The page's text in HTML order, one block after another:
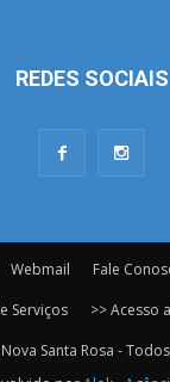
REDES SOCIAIS
Webmail Fale
Serviços
>> Acesso
Santa Rosa -